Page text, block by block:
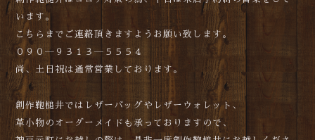
います。
こちらまでご連絡頂きますようお願い致します。
０９０―９３１３―５５５４
尚、土日祝は通常営業しております。
創作鞄槌井ではレザーバッグやレザーウォレット、
革小物のオーダーメイドも承っておりますので、